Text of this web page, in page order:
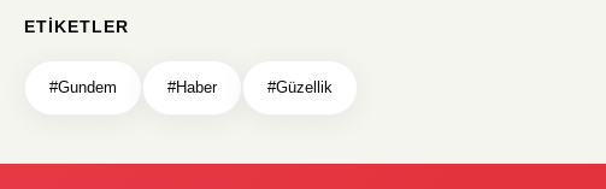
ETIKETLER
#Gundem #Haber #Güzellik